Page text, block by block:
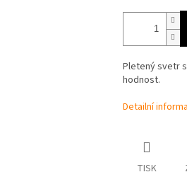
Pletený svetr
hodnost.
Detailní
TISK